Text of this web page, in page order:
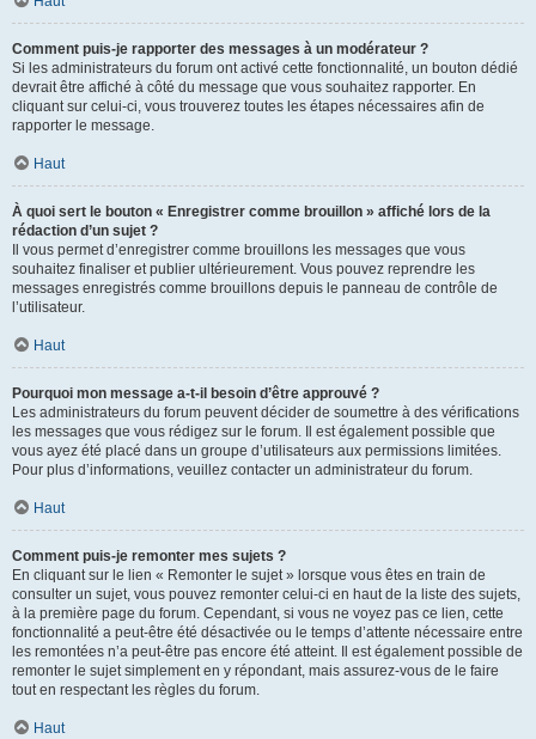
Comment puis-je rapporter des messages à un modérateur ?
Si les administrateurs du forum ont activé cette fonctionnalité, un bouton dédié
devrait être affiché à côté du message que vous souhaitez rapporter. En
cliquant sur celui-ci, vous trouverez toutes les étapes nécessaires afin de
rapporter le message.
Haut
À quoi sert le bouton « Enregistrer comme brouillon » affiché lors de la
rédaction d’un sujet ?
Il vous permet d’enregistrer comme brouillons les messages que vous
souhaitez finaliser et publier ultérieurement. Vous pouvez reprendre les
messages enregistrés comme brouillons depuis le panneau de contrôle de
l’utilisateur.
Haut
Pourquoi mon message a-t-il besoin d’être approuvé ?
Les administrateurs du forum peuvent décider de soumettre à des vérifications
les messages que vous rédigez sur le forum. Il est également possible que
vous ayez été placé dans un groupe d’utilisateurs aux permissions limitées.
Pour plus d’informations, veuillez contacter un administrateur du forum.
Haut
Comment puis-je remonter mes sujets ?
En cliquant sur le lien « Remonter le sujet » lorsque vous êtes en train de
consulter un sujet, vous pouvez remonter celui-ci en haut de la liste des sujets,
à la première page du forum. Cependant, si vous ne voyez pas ce lien, cette
fonctionnalité a peut-être été désactivée ou le temps d’attente nécessaire entre
les remontées n’a peut-être pas encore été atteint. Il est également possible de
remonter le sujet simplement en y répondant, mais assurez-vous de le faire
tout en respectant les règles du forum.
Haut